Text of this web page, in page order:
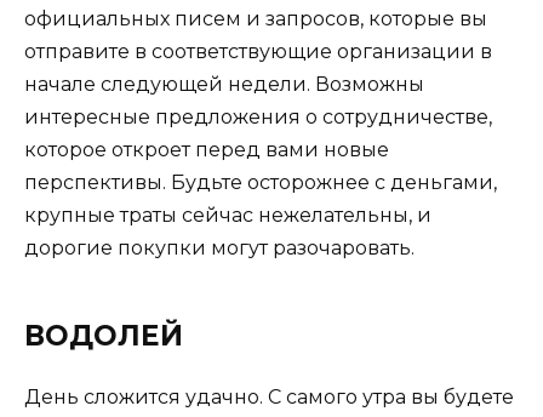
официальных писем и запросов, которые вы
отправите в соответствующие организации в
начале следующей недели. Возможны
интересные предложения о сотрудничестве,
которое откроет перед вами новые
перспективы. Будьте осторожнее с деньгами,
крупные траты сейчас нежелательны, и
дорогие покупки могут разочаровать.
ВОДОЛЕЙ
День сложится удачно. С самого утра вы будете